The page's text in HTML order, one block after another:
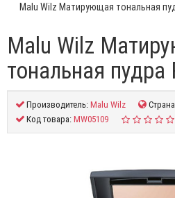
Malu Wilz Матирующая тональная
Malu Wilz
тональная
Производитель:Malu Wilz
Код товара:MW05109